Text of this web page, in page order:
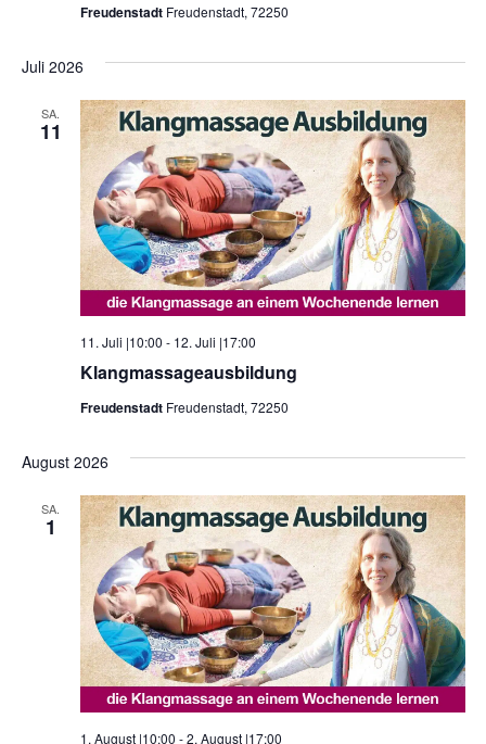
Freudenstadt Freudenstadt, 72250
Juli 2026
SA.
11
Klangmassageausbildung
11. Juli |10:00 - 12. Juli |17:00
Freudenstadt Freudenstadt, 72250
August 2026
SA.
1
1. August |10:00 -2. August |17:00